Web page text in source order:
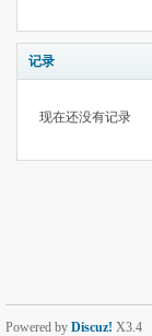
记录
现在还没有记录
Powered by Discuz! X3.4